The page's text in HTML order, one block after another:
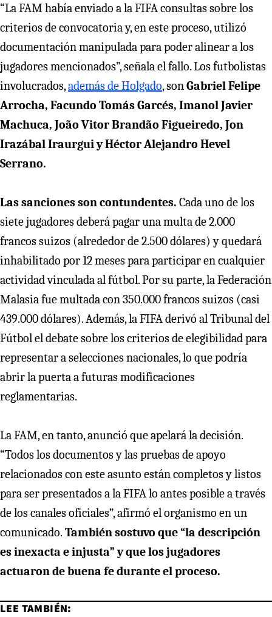
“La FAM había enviado a la FIFA consultas sobre los
criterios de convocatoria y, en este proceso, utilizó
documentación manipulada para poder alinear a los
jugadores mencionados”, señala el fallo. Los futbolistas
involucrados,además de Holgado, son Gabriel Felipe
Arrocha, Facundo Tomás Garcés, Imanol Javier
Machuca, João Vitor Brandão Figueiredo, Jon
Irazábal Iraurgui y Héctor Alejandro Hevel
Serrano.
Las sanciones son contundentes. Cada uno de los
siete jugadores deberá pagar una multa de 2.000
francos suizos (alrededor de 2.500 dólares) y quedará
inhabilitado por 12 meses para participar en cualquier
actividad vinculada al fútbol. Por su parte, la Federación
Malasia fue multada con 350.000 francos suizos (casi
439.000 dólares). Además, la FIFA derivó al Tribunal del
Fútbol el debate sobre los criterios de elegibilidad para
representar a selecciones nacionales, lo que podría
abrir la puerta a futuras modificaciones
reglamentarias.
La FAM, en tanto, anunció que apelará la decisión.
“Todos los documentos y las pruebas de apoyo
relacionados con este asunto están completos y listos
para ser presentados a la FIFA lo antes posible a través
de los canales oficiales”, afirmó el organismo en un
comunicado. También sostuvo que “la descripción
es inexacta e injusta” y que los jugadores
actuaron de buena fe durante el proceso.
LEE TAMBIÉN: